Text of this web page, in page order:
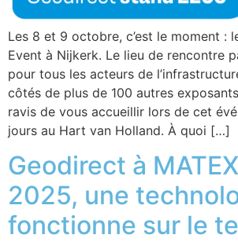
Les 8 et 9 octobre, c’est le moment :
Event à Nijkerk. Le lieu de rencontre
pour tous les acteurs de
côtés de plus de 100 autres
ravis de vous accueillir lors de cet
jours au Hart van Holland. À quoi […]
Geodirect à
2025, une
fonctionne sur le